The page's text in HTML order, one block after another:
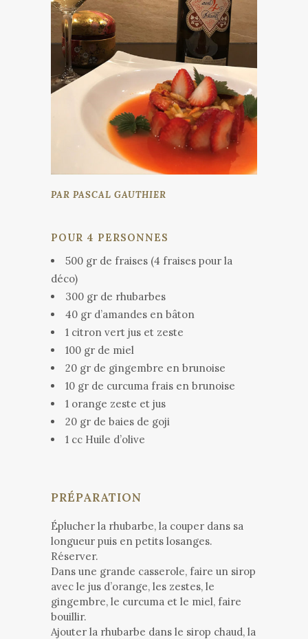
PAR PASCAL GAUTHIER
POUR 4 PERSONNES
500 gr de fraises (4 fraises pour la
déco)
300 gr de rhubarbes
40 gr d’amandes en bâton
1 citron vert jus et zeste
100 gr de miel
20 gr de gingembre en brunoise
10 gr de curcuma frais en brunoise
1 orange zeste et jus
20 gr de baies de goji
1 cc Huile d’olive
PRÉPARATION
Éplucher la rhubarbe, la couper dans sa
longueur puis en petits losanges.
Réserver.
Dans une grande casserole, faire un sirop
avec le jus d’orange, les zestes, le
gingembre, le curcuma et le miel, faire
bouillir.
Ajouter la rhubarbe dans le sirop chaud, la